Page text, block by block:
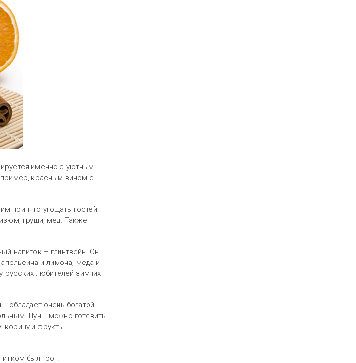
именно с уютным
красным вином с
принято угощать гостей.
груши, мед. Также
напиток – глинтвейн. Он
и лимона, меда и
русских любителей зимних
обладает очень богатой
Пунш можно готовить
корицу и фрукты.
был грог.